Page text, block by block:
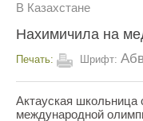
В Казахстане
Нахимичила на
Печать: Шрифт:
Актауская школьница
международной